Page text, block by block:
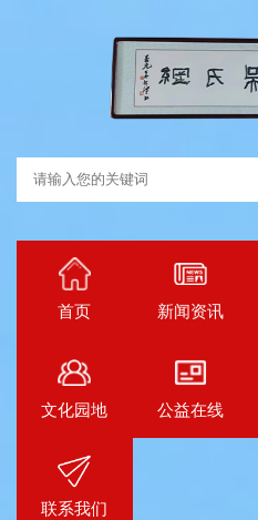
首页 新闻资讯
文化园地 公益在线
联系我们